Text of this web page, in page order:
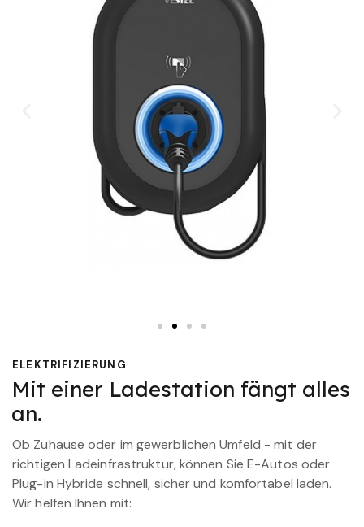
ELEKTRIFIZIERUNG
Mit einer Ladestation fängt alles
an.
Ob Zuhause oder im gewerblichen Umfeld - mit der
richtigen Ladeinfrastruktur, können Sie E-Autos oder
Plug-in Hybride schnell, sicher und komfortabel laden.
Wir helfen Ihnen mit: